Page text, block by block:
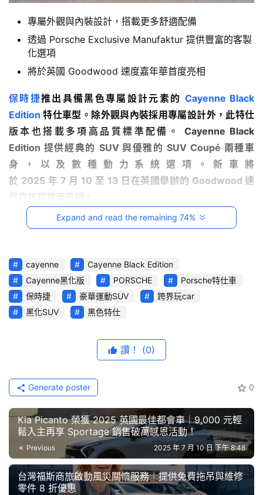
機
車
音
台
灣
車
與
生
活
界
玩
C
A
R
碑
中
古
車
行
專屬外觀與內裝設計，搭載更多舒適配備
透過 Porsche Exclusive Manufaktur 提供豐富的客製
化選項
將於英國 Goodwood 速度嘉年華首度亮相
保時捷推出具備黑色專屬設計元素的 Cayenne Black
Edition 特仕車型。除外觀與內裝採用專屬設計外，此特仕
版本也搭載多項高品質標準配備。
Cayenne Black
Edition 提供經典的 SUV 與優雅的 SUV Coupé 兩種車
身，以及數種動力系統選項。新車將
於 2025 年 7 月 10 至 13 日在英國舉辦的 Goodwood 速
度嘉年華首度亮相。
入黑色細節設計，突顯其跑格與優雅氣質。Cayenne Black
Edition 配備 SportDesign 造型前保險桿，外觀套件、車
外後視鏡、’PORSCHE’ 字樣與車尾車型名稱皆施以高亮澤
黑色。內裝則採用黑色髮絲紋鋁合金內裝飾板套件。
保時捷也針對此系列車型擴增了標準配備內容，包括：變換
車道輔助系統、21 吋RS Spyder Design輪圈，輪圈中心孔
Expand and read the remaining 74%
cayenne
Cayenne Black Edition
Cayenne黑化版
PORSCHE
Porsche特仕車
保時捷
豪華運動SUV
跨界玩car
黑化SUV
黑色特仕
讚！ (0)
0
Generate poster
Kia Picanto 榮獲 2025 英國最佳都會車｜9,000 元輕
鬆入主再享 Sportage 銷售破萬感恩活動！
Previous 2025 年 7 月 10 日 下午 8:48
台灣福斯商旅啟動風災關懷服務｜提供免費拖吊與維修
零件 8 折優惠